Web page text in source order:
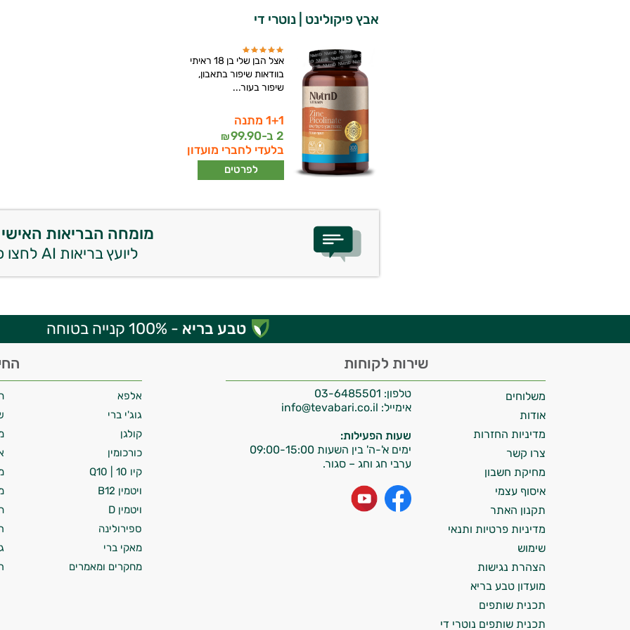
אבץ פיקולינט | נוטרי די
אצל הבן שלי בן 18 ראיתי
בוודאות שיפור בתאבון,
שיפור בעור...
1+1 מתנה
2 ב-
99.90
₪
בלעדי לחברי מועדון
לפרטים
מומחה הבריאות
ליועץ בריאות AI לחצו כאן
טבע בריא - 100% קנייה בטוחה
שירות לקוחות
טלפון: 03-6485501
אימייל:
שעות הפעילות:
ימים א'-ה' בין השעות 09:00-15:00
ערבי חג וחג – סגור.
משלוחים
אודות
מדיניות החזרות
צרו קשר
מחיקת חשבון
איסוף עצמי
תקנון האתר
מדיניות פרטיות ותנאי
שימוש
הצהרת נגישות
מועדון טבע בריא
תכנית שותפים
תכנית שותפים נוטרי די
אלפא
גוג'י ברי
קולגן
כורכומין
קיו 10 | Q10
ויטמין B12
ויטמין D
ספירולינה
מאקי ברי
מחקרים ומאמרים
התשובות שלי מבוססות על מאגרי מידע קליניים
וספרות מקצועית בתחומי הרפואה הטבעית
ותזונת הספורט.
אני כאן כדי לעזור לך להתאים את תוספי
התזונה ומוצרי הבריאות המדויקים למטרות
ולמצב הגופני שלך, ולהסביר לך אילו רכיבים
עובדים יחד כדי למקסם תוצאות גם בחיי היום
המטרה שלי היא להתאים עבורך המלצות
אישיות מבוססות מדעית.
זה הזמן להתחיל. איך אוכל לעזור?